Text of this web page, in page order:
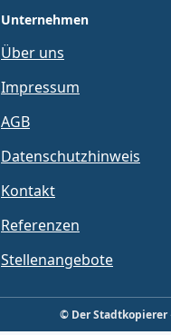
Unternehmen
Über uns
Impressum
AGB
Datenschutzhinweis
Kontakt
Referenzen
Stellenangebote
© Der Stadtkopierer